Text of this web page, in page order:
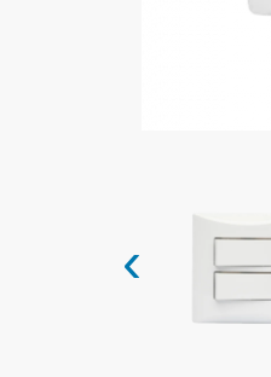
‹